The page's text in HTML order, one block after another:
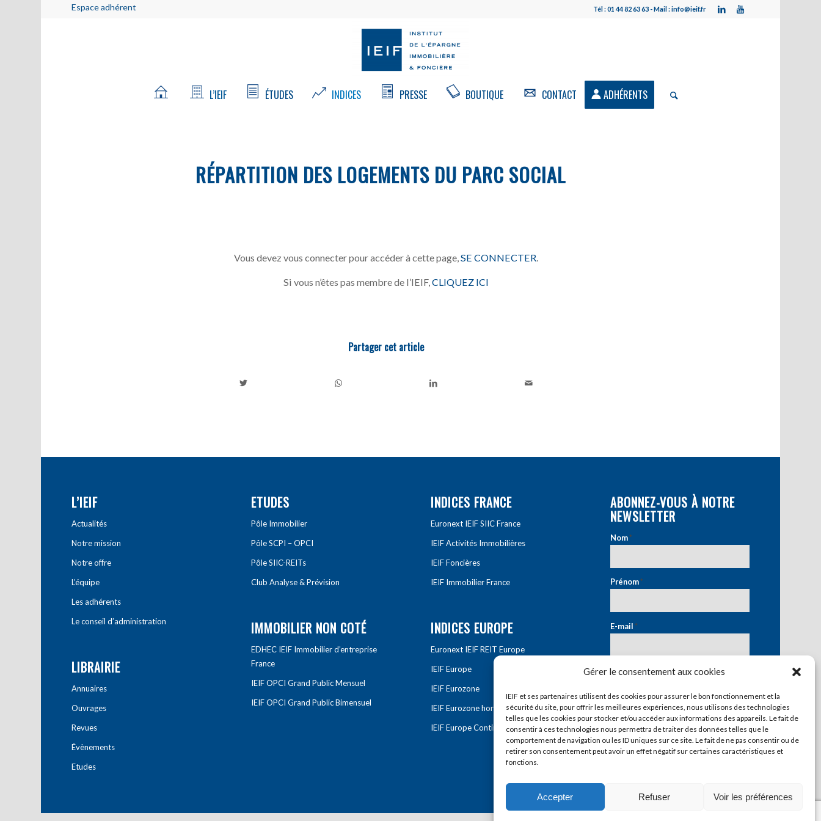
Gérer le consentement aux cookies
IEIF et ses partenaires utilisent des cookies pour assurer le bon fonctionnement et la
sécurité du site, pour offrir les meilleures expériences, nous utilisons des technologies
telles que les cookies pour stocker et/ou accéder aux informations des appareils. Le fait de
consentir à ces technologies nous permettra de traiter des données telles que le
comportement de navigation ou les ID uniques sur ce site. Le fait de ne pas consentir ou de
retirer son consentement peut avoir un effet négatif sur certaines caractéristiques et
fonctions.
Accepter Refuser Voir les préférences
Espace adhérent Tél : 01 44 82 63 63 - Mail : info@ieif.fr
L’IEIF ÉTUDES INDICES PRESSE BOUTIQUE CONTACT ADHÉRENTS
RÉPARTITION DES LOGEMENTS DU PARC SOCIAL
Vous devez vous connecter pour accéder à cette page, SE CONNECTER
Si vous n’êtes pas membre de l’IEIF,CLIQUEZ ICI
Partager cet article
L’IEIF
Actualités
Notre mission
Notre offre
L’équipe
Les adhérents
Le conseil d’administration
LIBRAIRIE
Annuaires
Ouvrages
Revues
Évènements
Etudes
ETUDES
Pôle Immobilier
Pôle SCPI – OPCI
Pôle SIIC-REITs
Club Analyse & Prévision
IMMOBILIER NON COTÉ
EDHEC IEIF Immobilier d’entreprise
France
IEIF OPCI Grand Public Mensuel
IEIF OPCI Grand Public Bimensuel
INDICES FRANCE
Euronext IEIF SIIC France
IEIF Activités Immobilières
IEIF Foncières
IEIF Immobilier France
INDICES EUROPE
Euronext IEIF REIT Europe
IEIF Europe
IEIF Eurozone
IEIF Eurozone hors France
IEIF Europe Continentale
ABONNEZ-VOUS À NOTRE
NEWSLETTER
Nom*
Prénom*
E-mail*